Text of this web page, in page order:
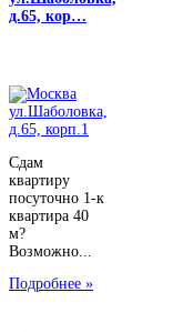
д.65, кор…
Сдам
квартиру
посуточно 1-к
квартира 40
м?
Возможно...
Подробнее »